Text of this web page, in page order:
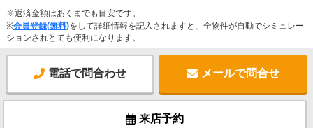
※返済金額はあくまでも目安です。
※会員登録(無料)をして詳細情報を記入されますと、全物件が自動でシミュレー
ションされとても便利になります。
電話で問合わせ メールで問合せ
来店予約